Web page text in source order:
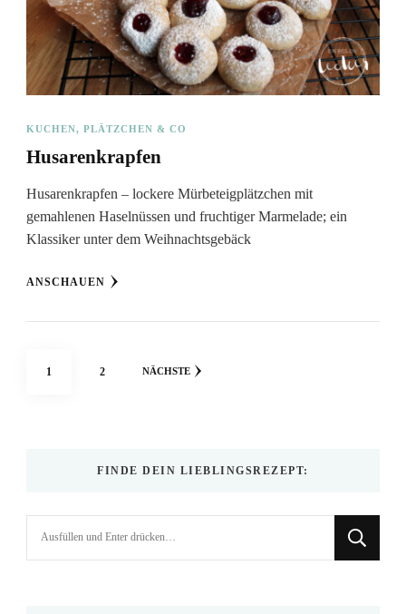
KUCHEN, PLÄTZCHEN & CO
Husarenkrapfen
Husarenkrapfen – lockere Mürbeteigplätzchen mit
gemahlenen Haselnüssen und fruchtiger Marmelade; ein
Klassiker unter dem Weihnachtsgebäck
ANSCHAUEN
Seitennummerierung
SEITE
1 SEITE
2 NÄCHSTE
FINDE DEIN LIEBLINGSREZEPT: